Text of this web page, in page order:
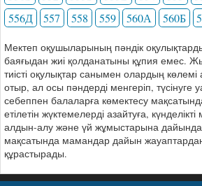
556Д
557 558 559 560А 560Б
Мектеп оқушыларының пәндік
баяғыдан жиі қолданатыны құпия емес.
тиісті оқулықтар санымен олардың көлемі
отыр, ал осы пәндерді менгеріп, түсінуге
себеппен балаларға көмектесу
етілетін жүктемелерді азайтуға,
алдын-алу және үй жұмыстарына
мақсатында мамандар дайын
құрастырады.